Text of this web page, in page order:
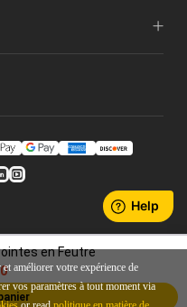
en Feutre
& Conditions
All Rights Reserved.
améliorer votre expérience de
vos paramètres à tout moment via